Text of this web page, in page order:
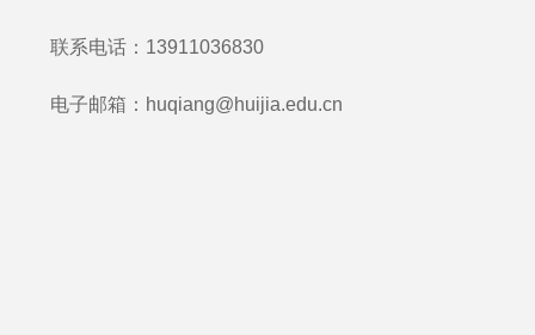
联系电话：13911036830
电子邮箱：huqiang@huijia.edu.cn
2025